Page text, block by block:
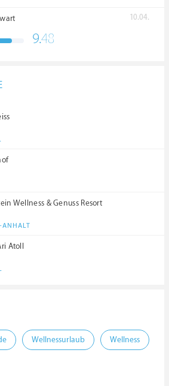
10.04.
9.48
Wellness & Genuss Resort
ANHALT
Atoll
Wellnessurlaub Wellness